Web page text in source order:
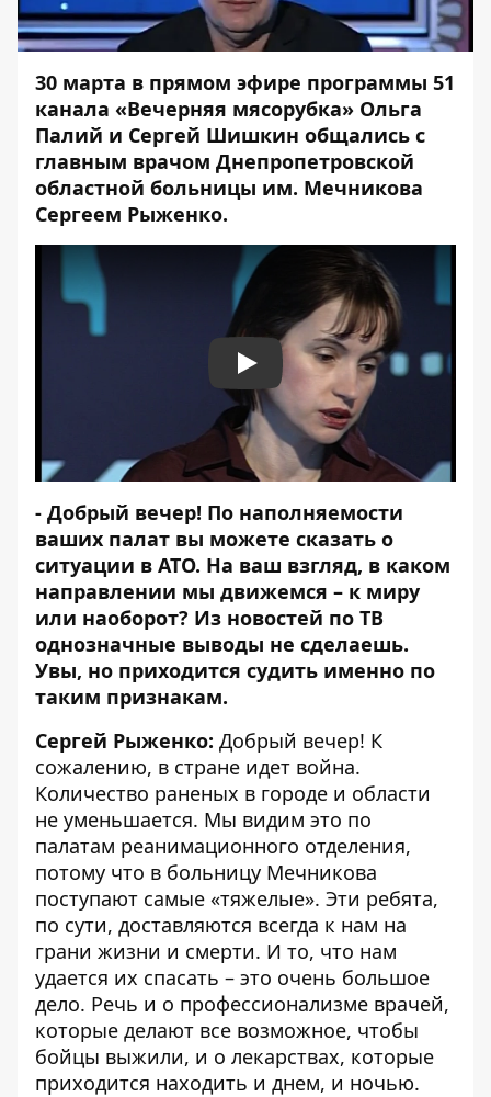
30 марта в прямом эфире программы 51
канала «Вечерняя мясорубка» Ольга
Палий и Сергей Шишкин общались с
главным врачом Днепропетровской
областной больницы им. Мечникова
Сергеем Рыженко.
Play
- Добрый вечер! По наполняемости
ваших палат вы можете сказать о
ситуации в АТО. На ваш взгляд, в каком
направлении мы движемся – к миру
или наоборот? Из новостей по ТВ
однозначные выводы не сделаешь.
Увы, но приходится судить именно по
таким признакам.
Сергей Рыженко: Добрый вечер! К
сожалению, в стране идет война.
Количество раненых в городе и области
не уменьшается. Мы видим это по
палатам реанимационного отделения,
потому что в больницу Мечникова
поступают самые «тяжелые». Эти ребята,
по сути, доставляются всегда к нам на
грани жизни и смерти. И то, что нам
удается их спасать – это очень большое
дело. Речь и о профессионализме врачей,
которые делают все возможное, чтобы
бойцы выжили, и о лекарствах, которые
приходится находить и днем, и ночью.